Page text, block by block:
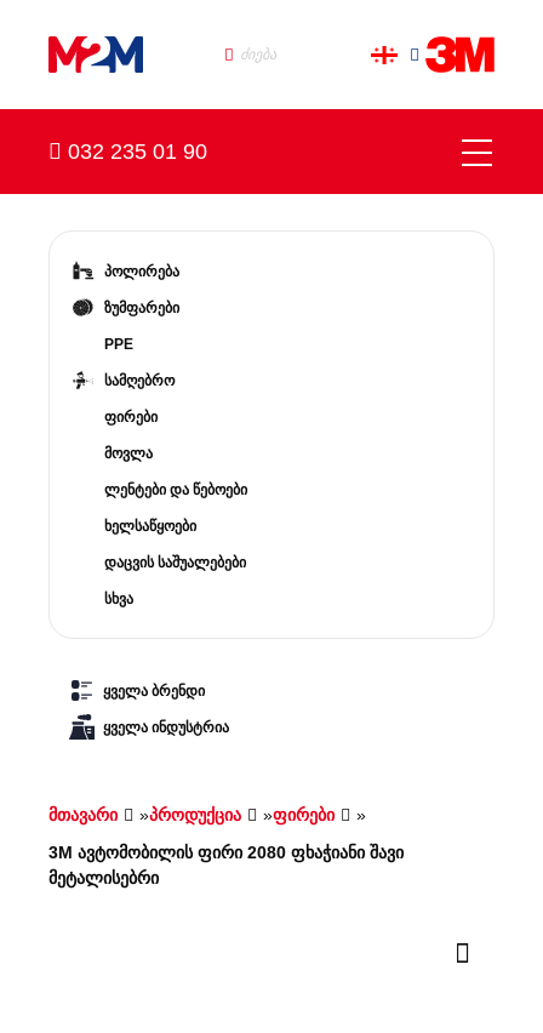
032 235 01 90
პოლირება
ზუმფარები
PPE
სამღებრო
ფირები
მოვლა
ლენტები და წებოები
ხელსაწყოები
დაცვის საშუალებები
სხვა
ყველა ბრენდი
ყველა ინდუსტრია
მთავარი »პროდუქცია »ფირები
»
3M ავტომობილის ფირი 2080 ფხაჭიანი შავი
მეტალისებრი